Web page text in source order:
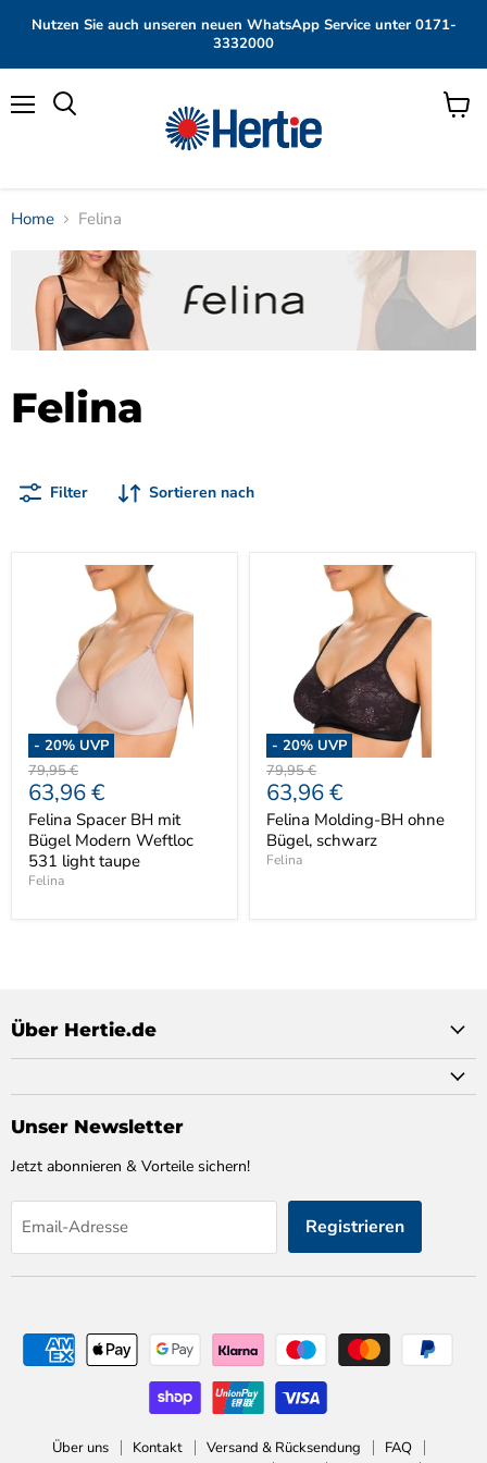
Nutzen Sie auch unseren neuen WhatsApp Service unter 0171-
3332000
Home Felina
Felina
Filter Sortieren nach
- 20% UVP
Ursprünglicher
Preis
79,95 €
Aktueller
Preis
63,96 €
Felina Spacer BH mit
Bügel Modern Weftloc
531 light taupe
Felina
- 20% UVP
Ursprünglicher
Preis
79,95 €
Aktueller
Preis
63,96 €
Felina Molding-BH ohne
Bügel, schwarz
Felina
Über Hertie.de
Unser Newsletter
Jetzt abonnieren & Vorteile sichern!
Email-Adresse Registrieren
Über uns Kontakt Versand & Rücksendung
FAQ